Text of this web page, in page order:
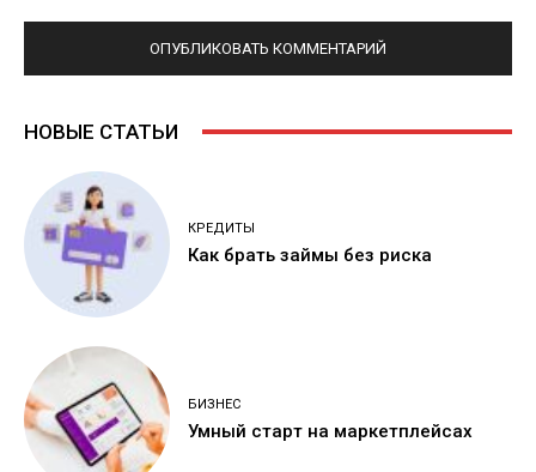
НОВЫЕ СТАТЬИ
КРЕДИТЫ
Как брать займы без риска
БИЗНЕС
Умный старт на маркетплейсах